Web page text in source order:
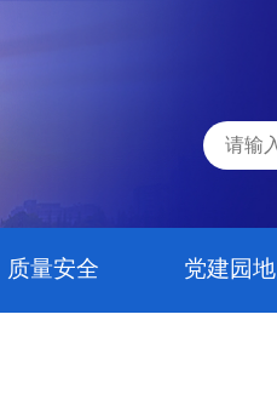
质量安全 党建园地